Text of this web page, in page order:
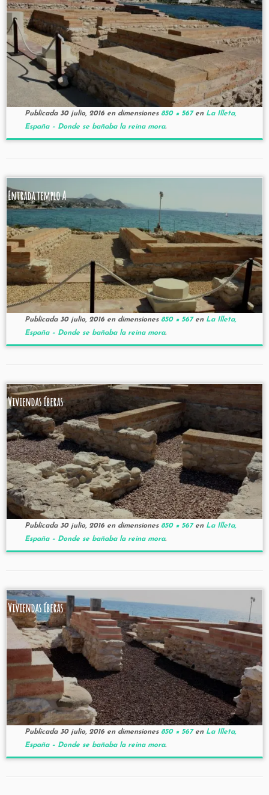
Publicada 30 julio, 2016en dimensiones850 × 567enLa Illeta,
España – Donde se bañaba la reina mora.
Entrada templo A
Publicada 30 julio, 2016en dimensiones850 × 567enLa Illeta,
España – Donde se bañaba la reina mora.
Viviendas íberas
Publicada 30 julio, 2016en dimensiones850 × 567enLa Illeta,
España – Donde se bañaba la reina mora.
Viviendas íberas
Publicada 30 julio, 2016en dimensiones850 × 567enLa Illeta,
España – Donde se bañaba la reina mora.